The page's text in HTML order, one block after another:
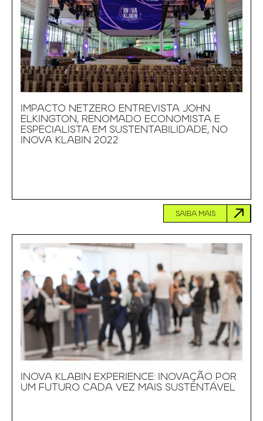
IMPACTO NETZERO ENTREVISTA JOHN
ELKINGTON, RENOMADO ECONOMISTA E
ESPECIALISTA EM SUSTENTABILIDADE, NO
INOVA KLABIN 2022
SAIBA MAIS
INOVA KLABIN EXPERIENCE: INOVAÇÃO POR
UM FUTURO CADA VEZ MAIS SUSTENTÁVEL